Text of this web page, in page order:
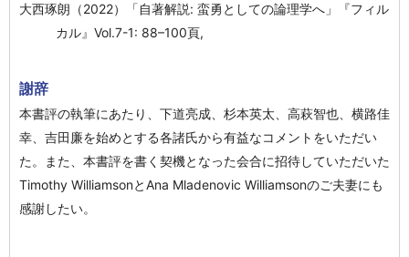
大西琢朗（2022）「自著解説: 蛮勇としての論理学へ」『フィル
カル』Vol.7-1: 88–100頁,
謝辞
本書評の執筆にあたり、下道亮成、杉本英太、高萩智也、横路佳
幸、吉田廉を始めとする各諸氏から有益なコメントをいただい
た。また、本書評を書く契機となった会合に招待していただいた
Timothy WilliamsonとAna Mladenovic Williamsonのご夫妻にも
感謝したい。